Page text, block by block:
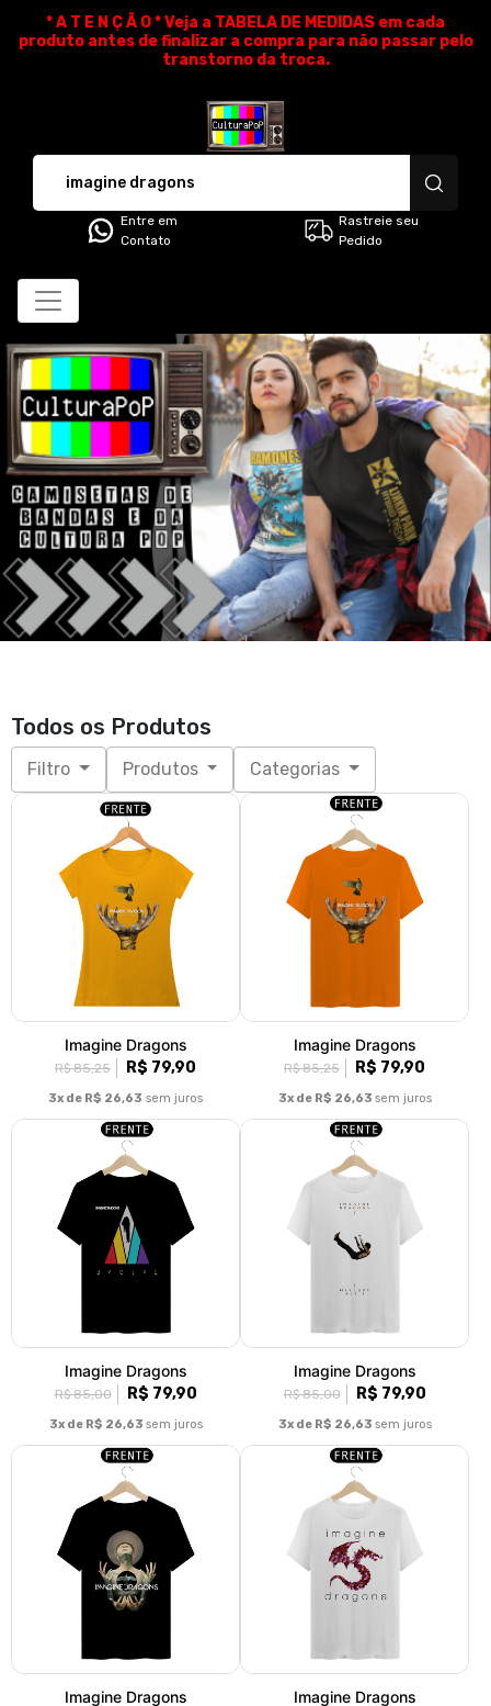
* A T E N Ç Ã O * Veja a TABELA DE MEDIDAS em cada
produto antes de finalizar a compra para não passar pelo
transtorno da troca.
Entre em
Contato
Rastreie seu
Pedido
Todos os Produtos
Filtro Produtos Categorias
Imagine Dragons
R$ 85,25 R$ 79,90
3x de R$ 26,63 sem juros
Imagine Dragons
R$ 85,25 R$ 79,90
3x de R$ 26,63 sem juros
‎Imagine Dragons
R$ 85,00 R$ 79,90
3x de R$ 26,63 sem juros
‎Imagine Dragons
R$ 85,00 R$ 79,90
3x de R$ 26,63 sem juros
‎Imagine Dragons ‎Imagine Dragons